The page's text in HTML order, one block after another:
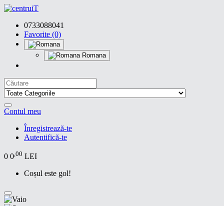
0733088041
Favorite (0)
Romana
Contul meu
Înregistrează-te
Autentifică-te
0 0,00 LEI
Coșul este gol!